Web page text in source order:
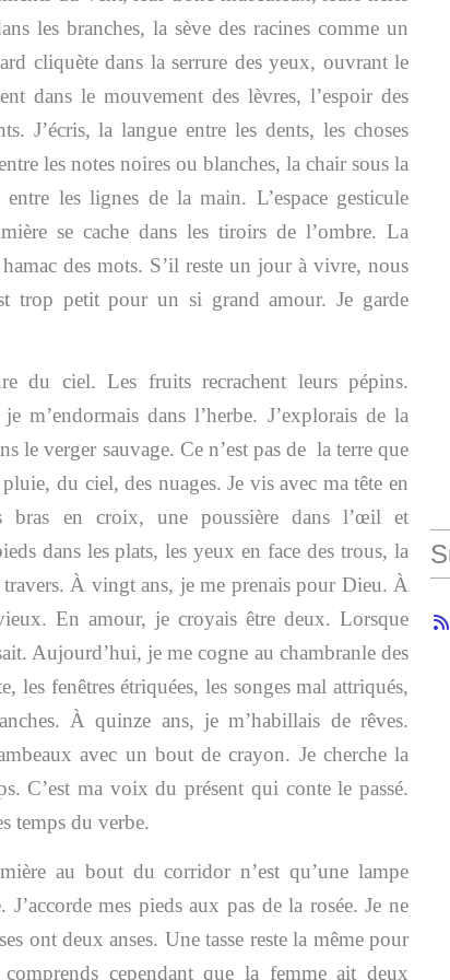
les branches, la sève des racines comme un
cliquète dans la serrure des yeux, ouvrant le
dans le mouvement des lèvres, l’espoir des
J’écris, la langue entre les dents, les choses
les notes noires ou blanches, la chair sous la
entre les lignes de la main. L’espace gesticule
se cache dans les tiroirs de l’ombre. La
des mots. S’il reste un jour à vivre, nous
trop petit pour un si grand amour. Je garde
du ciel. Les fruits recrachent leurs pépins.
m’endormais dans l’herbe. J’explorais de la
le verger sauvage. Ce n’est pas de la terre que
du ciel, des nuages. Je vis avec ma tête en
en croix, une poussière dans l’œil et
dans les plats, les yeux en face des trous, la
travers. À vingt ans, je me prenais pour Dieu. À
En amour, je croyais être deux. Lorsque
Aujourd’hui, je me cogne au chambranle des
les fenêtres étriquées, les songes mal attriqués,
À quinze ans, je m’habillais de rêves.
avec un bout de crayon. Je cherche la
C’est ma voix du présent qui conte le passé.
temps du verbe.
au bout du corridor n’est qu’une lampe
mes pieds aux pas de la rosée. Je ne
ont deux anses. Une tasse reste la même pour
cependant que la femme ait deux